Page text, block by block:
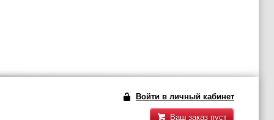
Войти в личный кабинет
Ваш заказ пуст